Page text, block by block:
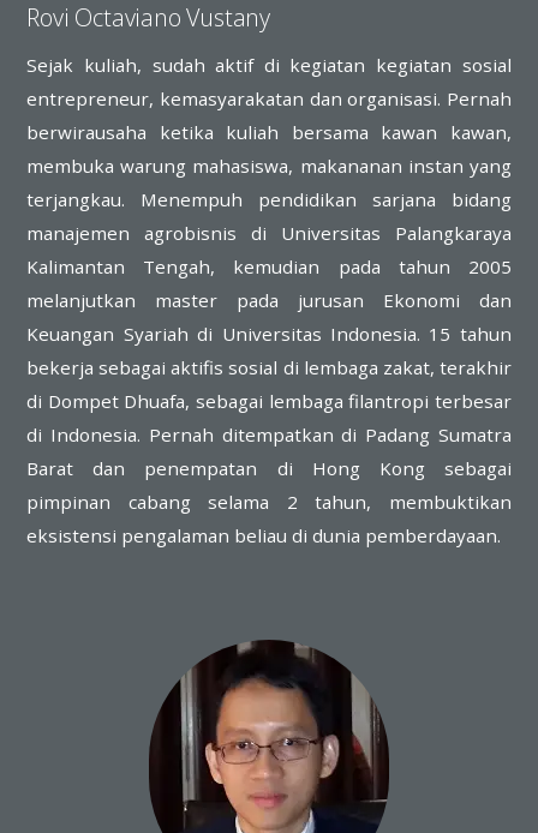
Rovi Octaviano Vustany
Sejak kuliah, sudah aktif di kegiatan kegiatan sosial
entrepreneur, kemasyarakatan dan organisasi. Pernah
berwirausaha ketika kuliah bersama kawan kawan,
membuka warung mahasiswa, makananan instan yang
terjangkau. Menempuh pendidikan sarjana bidang
manajemen agrobisnis di Universitas Palangkaraya
Kalimantan Tengah, kemudian pada tahun 2005
melanjutkan master pada jurusan Ekonomi dan
Keuangan Syariah di Universitas Indonesia. 15 tahun
bekerja sebagai aktifis sosial di lembaga zakat, terakhir
di Dompet Dhuafa, sebagai lembaga filantropi terbesar
di Indonesia. Pernah ditempatkan di Padang Sumatra
Barat dan penempatan di Hong Kong sebagai
pimpinan cabang selama 2 tahun, membuktikan
eksistensi pengalaman beliau di dunia pemberdayaan.